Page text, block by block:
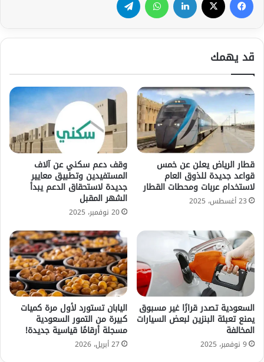
قد يهمك
قطار الرياض يعلن عن خمس
قواعد جديدة للذوق العام
لاستخدام عربات ومحطات القطار
23 أغسطس، 2025
وقف دعم سكني عن آلاف
المستفيدين وتطبيق معايير
جديدة لاستحقاق الدعم يبدأ
الشهر المقبل
20 نوفمبر، 2025
السعودية تصدر قرارًا غير مسبوق
يمنع تعبئة البنزين لبعض السيارات
المخالفة
9 نوفمبر، 2025
اليابان تستورد لأول مرة كميات
كبيرة من التمور السعودية
مسجلة أرقامًا قياسية جديدة!
27 أبريل، 2026